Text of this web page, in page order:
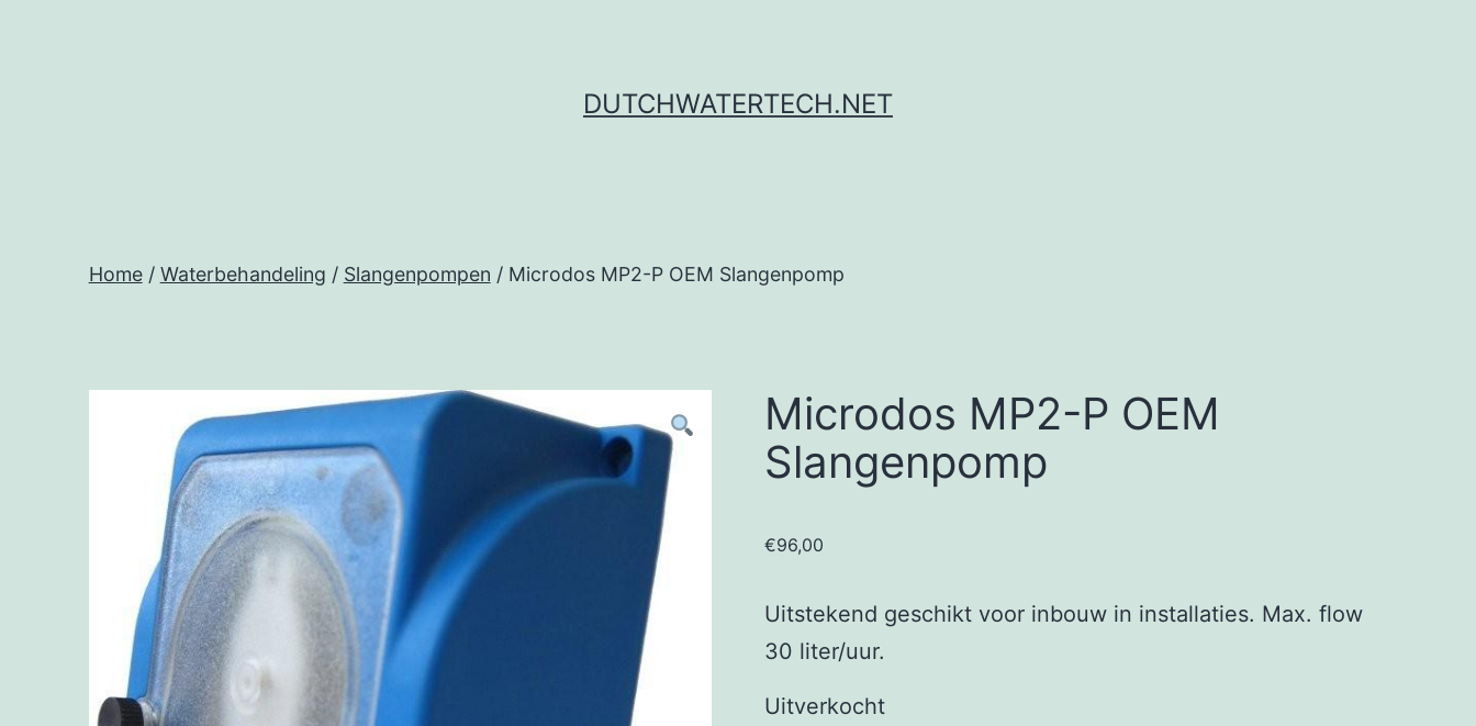
DUTCHWATERTECH.NET
Home/ Waterbehandeling / Slangenpompen / Microdos MP2-P OEM Slangenpomp
Microdos MP2-P OEM
Slangenpomp
€96,00
Uitstekend geschikt voor inbouw in installaties. Max. flow
30 liter/uur.
Uitverkocht